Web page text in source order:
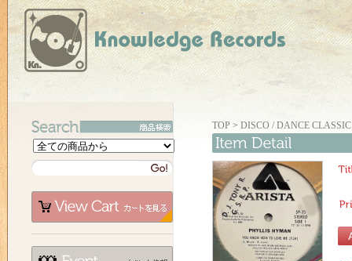
TOP > DISCO / DANCE CLASSIC